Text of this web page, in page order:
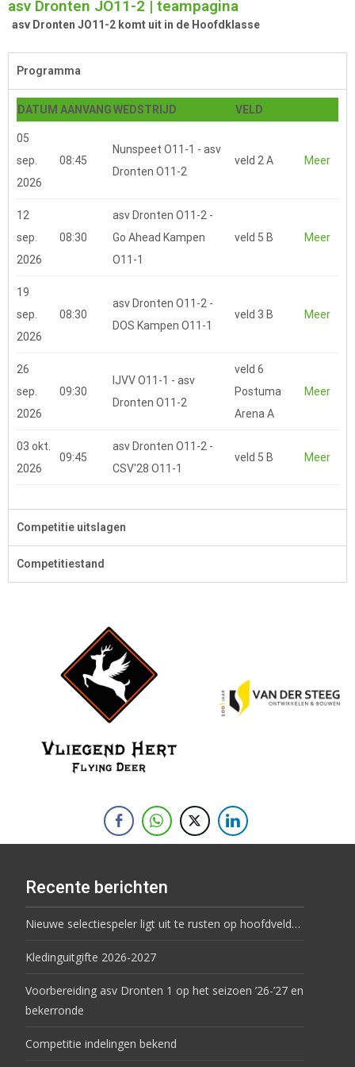
asv Dronten JO11-2 | teampagina
asv Dronten JO11-2 komt uit in de Hoofdklasse
Programma
DATUM AANVANGWEDSTRIJD VELD
05
sep.
2026
08:45
Nunspeet O11-1 - asv
Dronten O11-2
veld 2 A Meer
12
sep.
2026
08:30
asv Dronten O11-2 -
Go Ahead Kampen
O11-1
veld 5 B Meer
19
sep.
2026
08:30
asv Dronten O11-2 -
DOS Kampen O11-1
veld 3 B Meer
26
sep.
2026
09:30
IJVV O11-1 - asv
Dronten O11-2
veld 6
Postuma
Arena A
Meer
03 okt.
2026
09:45
asv Dronten O11-2 -
CSV'28 O11-1
veld 5 B Meer
Competitie uitslagen
Competitiestand
Recente berichten
Nieuwe selectiespeler ligt uit te rusten op hoofdveld…
Kledinguitgifte 2026-2027
Voorbereiding asv Dronten 1 op het seizoen ’26-’27 en
bekerronde
Competitie indelingen bekend